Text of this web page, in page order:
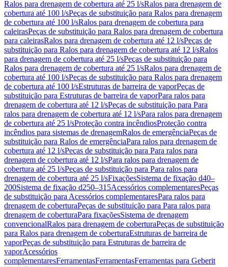
Ralos para drenagem de cobertura até 25 l/sRalos para drenagem de
cobertura até 100 l/sPeças de substituição para Ralos para drenagem
de cobertura até 100 l/sRalos para drenagem de cobertura para
caleirasPeças de substituição para Ralos para drenagem de cobertura
para caleirasRalos para drenagem de cobertura até 12 l/sPeças de
substituição para Ralos para drenagem de cobertura até 12 l/sRalos
para drenagem de cobertura até 25 l/sPeças de substituição para
Ralos para drenagem de cobertura até 25 l/sRalos para drenagem de
cobertura até 100 l/sPeças de substituição para Ralos para drenagem
de cobertura até 100 l/sEstruturas de barreira de vaporPeças de
substituição para Estruturas de barreira de vaporPara ralos para
drenagem de cobertura até 12 l/sPeças de substituição para Para
ralos para drenagem de cobertura até 12 l/sPara ralos para drenagem
de cobertura até 25 l/sProteção contra incêndiosProteção contra
incêndios para sistemas de drenagemRalos de emergênciaPeças de
substituição para Ralos de emergênciaPara ralos para drenagem de
cobertura até 12 l/sPeças de substituição para Para ralos para
drenagem de cobertura até 12 l/sPara ralos para drenagem de
cobertura até 25 l/sPeças de substituição para Para ralos para
drenagem de cobertura até 25 l/sFixaçõesSistema de fixação d40–
200Sistema de fixação d250–315Acessórios complementaresPeças
de substituição para Acessórios complementaresPara ralos para
drenagem de coberturaPeças de substituição para Para ralos para
drenagem de coberturaPara fixaçõesSistema de drenagem
convencionalRalos para drenagem de coberturaPeças de substituição
para Ralos para drenagem de coberturaEstruturas de barreira de
vaporPeças de substituição para Estruturas de barreira de
vaporAcessórios
complementaresFerramentasFerramentasFerramentas para Geberit